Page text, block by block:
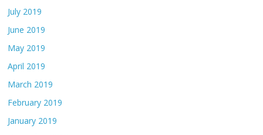
July 2019
June 2019
May 2019
April 2019
March 2019
February 2019
January 2019